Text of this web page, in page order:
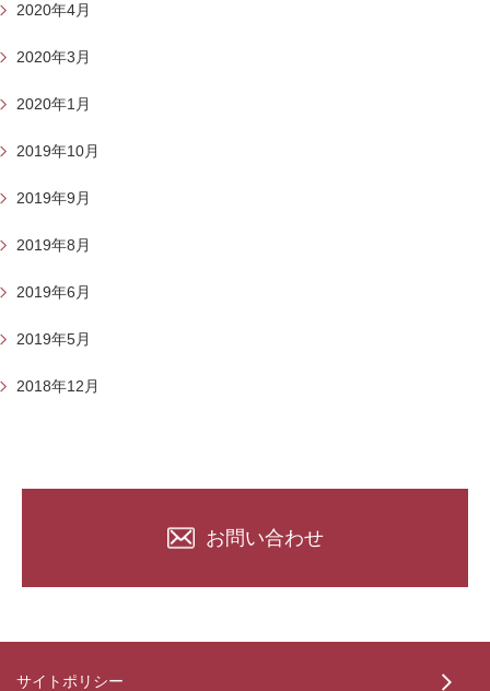
2020年4月
2020年3月
2020年1月
2019年10月
2019年9月
2019年8月
2019年6月
2019年5月
2018年12月
お問い合わせ
サイトポリシー